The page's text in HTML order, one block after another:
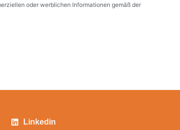
oder werblichen Informationen gemäß der
Linkedin